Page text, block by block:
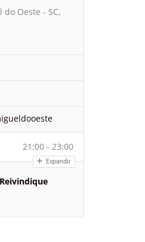
do Oeste - SC,
21:00 - 23:00
Expandir
Reivindique